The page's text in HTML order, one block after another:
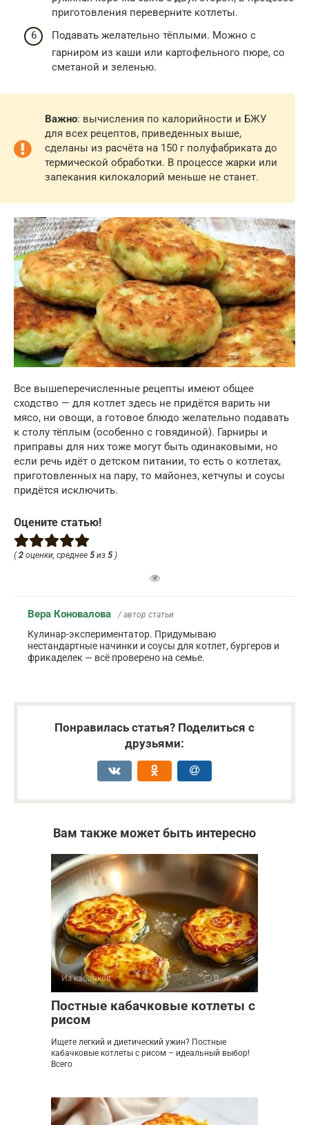
приготовления переверните котлеты.
Подавать желательно тёплыми. Можно с
гарниром из каши или картофельного пюре, со
сметаной и зеленью.
Важно: вычисления по калорийности и БЖУ
для всех рецептов, приведенных выше,
сделаны из расчёта на 150 г полуфабриката до
термической обработки. В процессе жарки или
запекания килокалорий меньше не станет.
Все вышеперечисленные рецепты имеют общее
сходство — для котлет здесь не придётся варить ни
мясо, ни овощи, а готовое блюдо желательно подавать
к столу тёплым (особенно с говядиной). Гарниры и
приправы для них тоже могут быть одинаковыми, но
если речь идёт о детском питании, то есть о котлетах,
приготовленных на пару, то майонез, кетчупы и соусы
придётся исключить.
Оцените статью!
( 2 оценки, среднее 5 из 5 )
Вера Коновалова / автор статьи
Кулинар-экспериментатор. Придумываю
нестандартные начинки и соусы для котлет, бургеров и
фрикаделек — всё проверено на семье.
Понравилась статья? Поделиться с
друзьями:
Вам также может быть интересно
Из кабачков 0
Постные кабачковые котлеты с
рисом
Ищете легкий и диетический ужин? Постные
кабачковые котлеты с рисом – идеальный выбор!
Всего